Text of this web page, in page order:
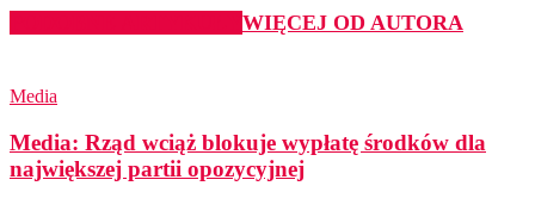
WIĘCEJ OD AUTORA
Media
Media: Rząd wciąż blokuje wypłatę środków dla
największej partii opozycyjnej